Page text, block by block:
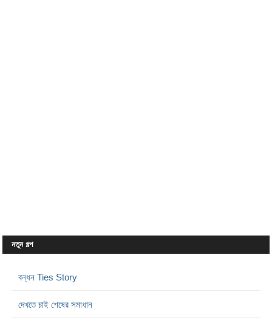
নতুন গল্প
বন্ধন Ties Story
দেখতে চাই শেষের সমাধান